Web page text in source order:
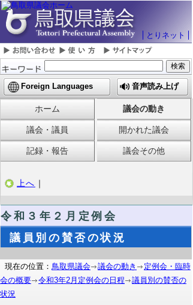
とりネット
Foreign Languages 音声読み上げ
ホーム 議会の動き
議会・議員 開かれた議会
記録・報告 議会その他
上へ ｜
令和３年２月定例会
議員別の賛否の状況
現在の位置： 鳥取県議会 議会の動き
定例会・臨時
会の概要
令和3年2月定例会の日程
議員別の賛否の
状況